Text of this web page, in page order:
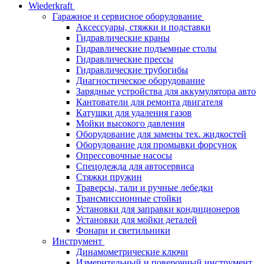
Wiederkraft
Гаражное и сервисное оборудование
Аксессуары, стяжки и подставки
Гидравлические краны
Гидравлические подъемные столы
Гидравлические прессы
Гидравлические трубогибы
Диагностическое оборудование
Зарядные устройства для аккумулятора авто
Кантователи для ремонта двигателя
Катушки для удаления газов
Мойки высокого давления
Оборудование для замены тех. жидкостей
Оборудование для промывки форсунок
Опрессовочные насосы
Спецодежда для автосервиса
Стяжки пружин
Траверсы, тали и ручные лебедки
Трансмиссионные стойки
Установки для заправки кондиционеров
Установки для мойки деталей
Фонари и светильники
Инструмент
Динамометрические ключи